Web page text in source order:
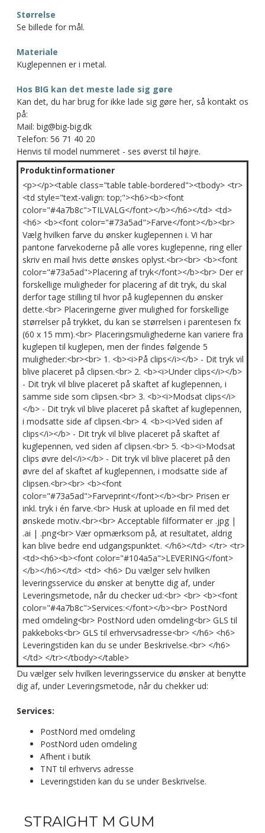
Størrelse
Se billede for mål.
Materiale
Kuglepennen er i metal.
Hos BIG kan det meste lade sig gøre
Kan det, du har brug for ikke lade sig gøre her, så kontakt os
på:
Mail: big@big-big.dk
Telefon: 56 71 40 20
Henvis til model nummeret - ses øverst til højre.
Produktinformationer
<p></p><table class="table table-bordered"><tbody> <tr>
<td style="text-valign: top;"><h6><b><font
color="#4a7b8c">TILVALG</font></b></h6></td> <td>
<h6> <b><font color="#73a5ad">Farve</font></b><br>
Vælg hvilken farve du ønsker kuglepennen i. Vi har
pantone farvekoderne på alle vores kuglepenne, ring eller
skriv en mail hvis dette ønskes oplyst.<br><br> <b><font
color="#73a5ad">Placering af tryk</font></b><br> Der er
forskellige muligheder for placering af dit tryk, du skal
derfor tage stilling til hvor på kuglepennen du ønsker
dette.<br> Placeringerne giver mulighed for forskellige
størrelser på trykket, du kan se størrelsen i parentesen fx
(60 x 15 mm).<br> Placeringsmulighederne kan variere fra
kuglepen til kuglepen, men der findes følgende 5
muligheder:<br><br> 1. <b><i>På clips</i></b> - Dit tryk vil
blive placeret på clipsen.<br> 2. <b><i>Under clips</i></b>
- Dit tryk vil blive placeret på skaftet af kuglepennen, i
samme side som clipsen.<br> 3. <b><i>Modsat clips</i>
</b> - Dit tryk vil blive placeret på skaftet af kuglepennen,
i modsatte side af clipsen.<br> 4. <b><i>Ved siden af
clips</i></b> - Dit tryk vil blive placeret på skaftet af
kuglepennen, ved siden af clipsen.<br> 5. <b><i>Modsat
clips øvre del</i></b> - Dit tryk vil blive placeret på den
øvre del af skaftet af kuglepennen, i modsatte side af
clipsen.<br><br> <b><font
color="#73a5ad">Farveprint</font></b><br> Prisen er
inkl. tryk i én farve.<br> Husk at uploade en fil med det
ønskede motiv.<br><br> Acceptable filformater er .jpg |
.ai | .png<br> Vær opmærksom på, at resultatet, aldrig
kan blive bedre end udgangspunktet. </h6></td> </tr> <tr>
<td><h6><b><font color="#104a5a">LEVERING</font>
</b></h6></td> <td> <h6> Du vælger selv hvilken
leveringsservice du ønsker at benytte dig af, under
Leveringsmetode, når du checker ud:<br> <br> <b><font
color="#4a7b8c">Services:</font></b><br> PostNord
med omdeling<br> PostNord uden omdeling<br> GLS til
pakkeboks<br> GLS til erhvervsadresse<br> </h6> <h6>
Leveringstiden kan du se under Beskrivelse.<br> </h6>
</td> </tr></tbody></table>
Du vælger selv hvilken leveringsservice du ønsker at benytte
dig af, under Leveringsmetode, når du chekker ud:
Services:
PostNord med omdeling
PostNord uden omdeling
Afhent i butik
TNT til erhvervs adresse
Leveringstiden kan du se under Beskrivelse.
STRAIGHT M GUM